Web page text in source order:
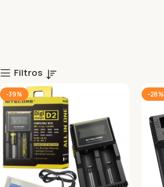
Filtros
-39% -28%